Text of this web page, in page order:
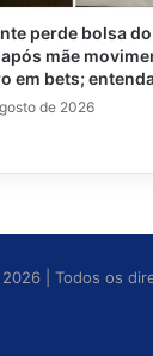
perde bolsa do
mãe
em bets;
de 2026
| Todos os